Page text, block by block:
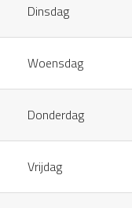
Dinsdag
Woensdag
Donderdag
Vrijdag